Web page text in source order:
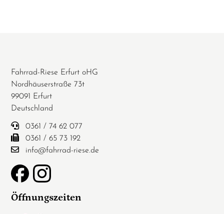
Fahrrad-Riese Erfurt oHG
Nordhäuserstraße 73t
99091 Erfurt
Deutschland
0361 / 74 62 077
0361 / 65 73 192
info@fahrrad-riese.de
Öffnungszeiten